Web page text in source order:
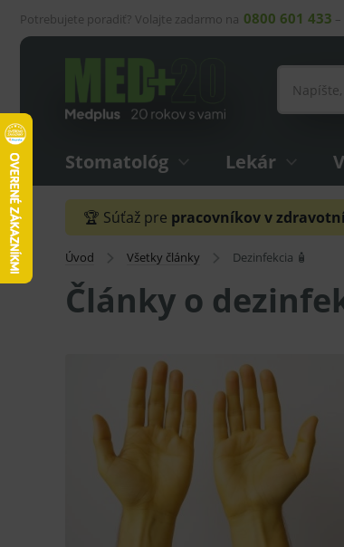
Potrebujete poradiť? Volajte zadarmo na 0800 601 433 –
Stomatológ Lekár
🏆 Súťaž pre pracovníkov v
Úvod Všetky články Dezinfekcia 🧴
Články o